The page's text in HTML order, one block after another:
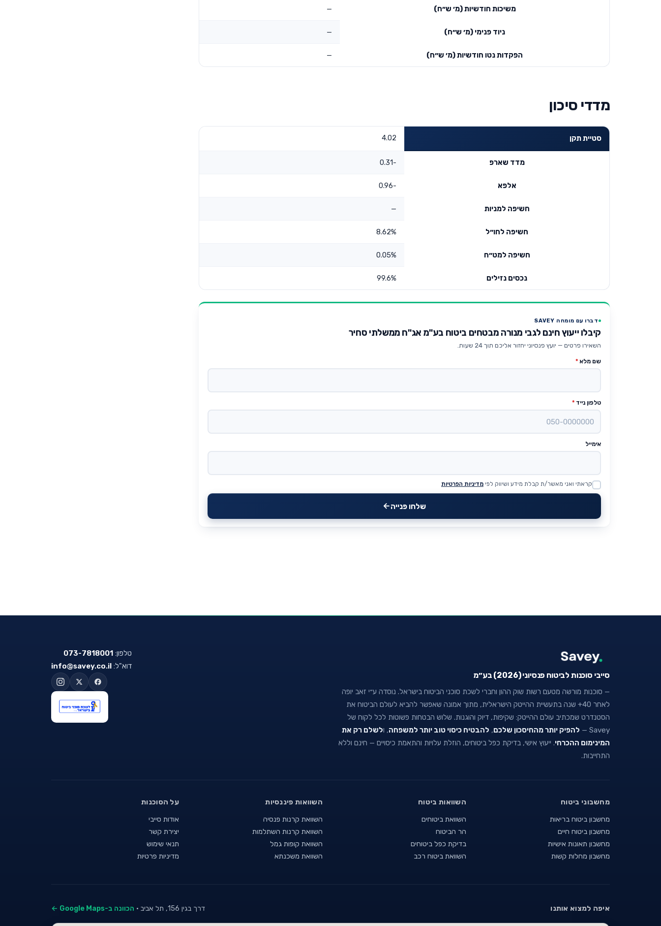
משיכות חודשיות (מ׳ ש״ח) —
ניוד פנימי (מ׳ ש״ח) —
הפקדות נטו חודשיות (מ׳ ש״ח) —
מדדי סיכון
סטיית תקן 4.02
מדד שארפ -0.31
אלפא -0.96
חשיפה למניות —
חשיפה לחו״ל 8.62%
חשיפה למט״ח 0.05%
נכסים נזילים 99.6%
דברו עם מומחה SAVEY
קיבלו ייעוץ חינם לגבי מנורה מבטחים ביטוח בע"מ אג"ח ממשלתי סחיר
השאירו פרטים — יועץ פנסיוני יחזור אליכם תוך 24 שעות.
שם מלא *
טלפון נייד *
אימייל
Website
קראתי ואני מאשר/ת קבלת מידע ושיווק לפי מדיניות הפרטיות
שלחו פנייה
סייבי סוכנות לביטוח פנסיוני (2026) בע״מ
— סוכנות מורשה מטעם רשות שוק ההון וחברי לשכת סוכני הביטוח בישראל. נוסדה ע״י זאב יופה
לאחר 40+ שנה בתעשיית ההייטק הישראלית, מתוך אמונה שאפשר להביא לעולם הביטוח את
הסטנדרט שמכתיב עולם ההייטק: שקיפות, דיוק והוגנות. שלוש הבטחות פשוטות לכל לקוח של
Savey —
להפיק יותר מהחיסכון שלכם, להבטיח כיסוי טוב יותר למשפחה, ולשלם רק את
המינימום ההכרחי. ייעוץ אישי, בדיקת כפל ביטוחים, הוזלת עלויות והתאמת כיסויים — חינם וללא
התחייבות.
טלפון: 073-7818001
דוא"ל: info@savey.co.il
מחשבוני ביטוח
מחשבון ביטוח בריאות
מחשבון ביטוח חיים
מחשבון תאונות אישיות
מחשבון מחלות קשות
השוואות ביטוח
השוואת ביטוחים
הר הביטוח
בדיקת כפל ביטוחים
השוואת ביטוח רכב
השוואות פיננסיות
השוואת קרנות פנסיה
השוואת קרנות השתלמות
השוואת קופות גמל
השוואת משכנתא
על הסוכנות
אודות סייבי
יצירת קשר
תנאי שימוש
מדיניות פרטיות
איפה למצוא אותנו דרך בגין 156, תל אביב · הכוונה ב-Google Maps ←